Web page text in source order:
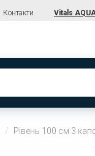
Контакти Vitals
Рівень 100 см 3